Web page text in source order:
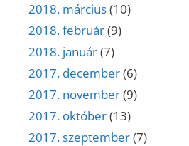
2018. március(10)
2018. február(9)
2018. január(7)
2017. december(6)
2017. november(9)
2017. október(13)
2017. szeptember(7)